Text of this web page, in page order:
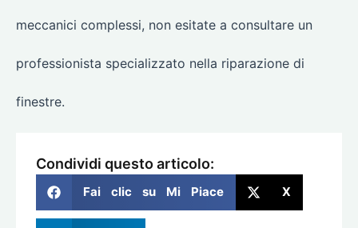
meccanici complessi, non esitate a consultare un
professionista specializzato nella riparazione di
finestre.
Condividi questo articolo:
Fai clic su Mi Piace X